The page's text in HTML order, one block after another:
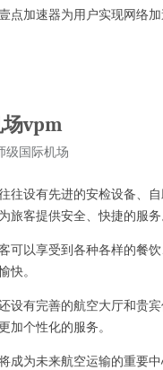
点加速器为用户实现网络
场vpm
级国际机场
设有先进的安检设备、自
旅客提供安全、快捷的服务
以享受到各种各样的餐饮
快。
有完善的航空大厅和贵宾
加个性化的服务。
为未来航空运输的重要中